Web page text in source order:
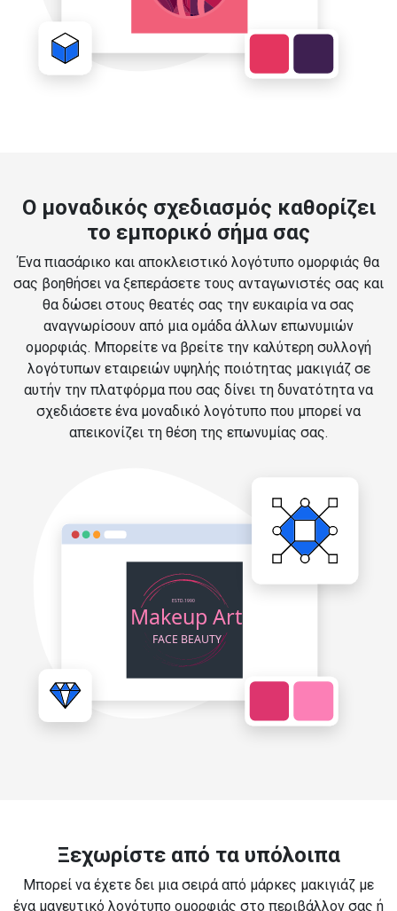
Ο μοναδικός σχεδιασμός καθορίζει
το εμπορικό σήμα σας
Ένα πιασάρικο και αποκλειστικό λογότυπο ομορφιάς θα
σας βοηθήσει να ξεπεράσετε τους ανταγωνιστές σας και
θα δώσει στους θεατές σας την ευκαιρία να σας
αναγνωρίσουν από μια ομάδα άλλων επωνυμιών
ομορφιάς. Μπορείτε να βρείτε την καλύτερη συλλογή
λογότυπων εταιρειών υψηλής ποιότητας μακιγιάζ σε
αυτήν την πλατφόρμα που σας δίνει τη δυνατότητα να
σχεδιάσετε ένα μοναδικό λογότυπο που μπορεί να
απεικονίζει τη θέση της επωνυμίας σας.
Ξεχωρίστε από τα υπόλοιπα
Μπορεί να έχετε δει μια σειρά από μάρκες μακιγιάζ με
ένα μαγευτικό λογότυπο ομορφιάς στο περιβάλλον σας ή